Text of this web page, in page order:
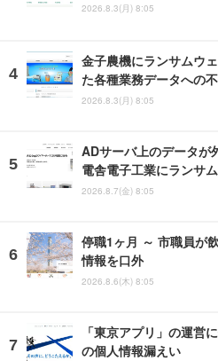
2026.8.3(月) 8:05
金子農機にランサムウ
た各種業務データへの
2026.8.3(月) 8:05
ADサーバ上のデータが
電舎電子工業にランサ
2026.8.7(金) 8:05
停職1ヶ月 ～ 市職員が
情報を口外
2026.8.6(木) 8:05
「東京アプリ」の運営
の個人情報漏えい